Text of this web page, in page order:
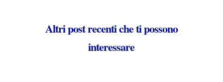
Altri post recenti che ti possono
interessare